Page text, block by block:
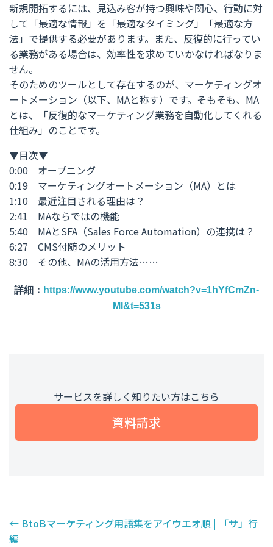
新規開拓するには、見込み客が持つ興味や関心、行動に対
して「最適な情報」を「最適なタイミング」「最適な方
法」で提供する必要があります。また、反復的に行ってい
る業務がある場合は、効率性を求めていかなければなりま
せん。
そのためのツールとして存在するのが、マーケティングオ
ートメーション（以下、MAと称す）です。そもそも、MA
とは、「反復的なマーケティング業務を自動化してくれる
仕組み」のことです。
▼目次▼
0:00 オープニング
0:19 マーケティングオートメーション（MA）とは
1:10 最近注目される理由は？
2:41 MAならではの機能
5:40 MAとSFA（Sales Force Automation）の連携は？
6:27 CMS付随のメリット
8:30 その他、MAの活用方法……
詳細： https://www.youtube.com/watch?v=1hYfCmZn-
MI&t=531s
サービスを詳しく知りたい方はこちら
資料請求
← BtoBマーケティング用語集をアイウエオ順 | 「サ」行
編